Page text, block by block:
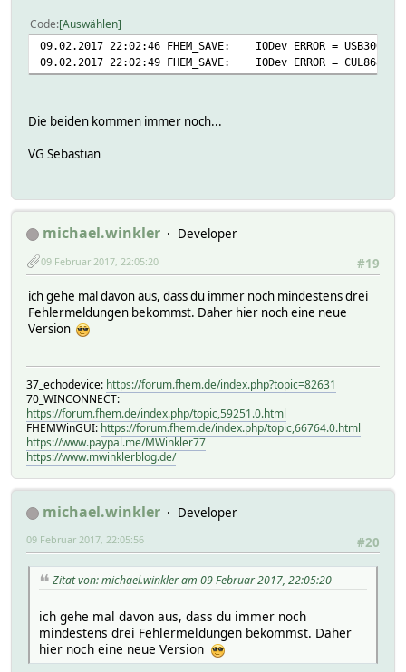
Code Auswählen
09.02.2017 22:02:46 FHEM_SAVE: IODev ERROR = USB300
09.02.2017 22:02:49 FHEM_SAVE: IODev ERROR = CUL868
Die beiden kommen immer noch...
VG Sebastian
michael.winkler
Developer
#19
09 Februar 2017, 22:05:20
ich gehe mal davon aus, dass du immer noch mindestens drei
Fehlermeldungen bekommst. Daher hier noch eine neue
Version
37_echodevice: https://forum.fhem.de/index.php?topic=82631
70_WINCONNECT:
https://forum.fhem.de/index.php/topic,59251.0.html
FHEMWinGUI: https://forum.fhem.de/index.php/topic,66764.0.html
https://www.paypal.me/MWinkler77
https://www.mwinklerblog.de/
michael.winkler
Developer
#20
09 Februar 2017, 22:05:56
Zitat von: michael.winkler am 09 Februar 2017, 22:05:20
ich gehe mal davon aus, dass du immer noch
mindestens drei Fehlermeldungen bekommst. Daher
hier noch eine neue Version